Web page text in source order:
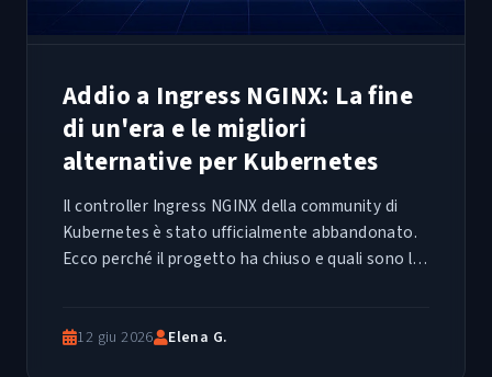
Addio a Ingress NGINX: La fine
di un'era e le migliori
alternative per Kubernetes
Il controller Ingress NGINX della community di
Kubernetes è stato ufficialmente abbandonato.
Ecco perché il progetto ha chiuso e quali sono le
12 giu 2026 Elena G.